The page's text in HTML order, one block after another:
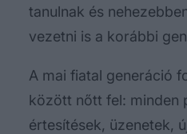
tanulnak és
vezetni is a korábbi
A mai fiatal generáció
között nőtt fel: minden
értesítések, üzenetek,